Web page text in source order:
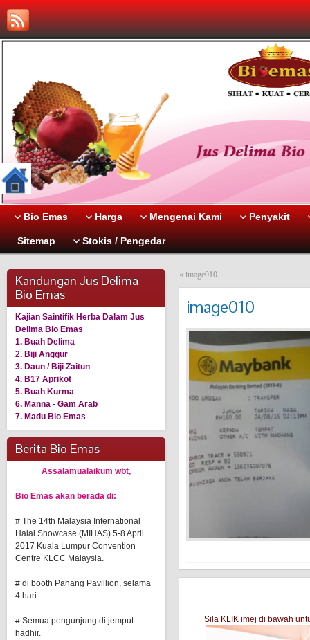
Bio Emas Harga Mengenai Kami Penyakit
Sitemap Stokis / Pengedar
Kandungan Jus Delima
Bio Emas
Kajian Saintifik Herba Dalam Jus
Delima Bio Emas
1. Buah Delima
2. Biji Anggur
3. Daun / Biji Zaitun
4. B17 Aprikot
5. Buah Kurma
6. Manna - Gam Arab
7. Madu Bio Emas
Berita Bio Emas
Assalamualaikum wbt,
Bio Emas akan berada di:
# The 14th Malaysia International
Halal Showcase (MIHAS) 5-8 April
2017 Kuala Lumpur Convention
Centre KLCC Malaysia.
# di booth Pahang Pavillion, selama
4 hari.
# Semua pengunjung di jemput
hadhir.
« image010
image010
Sila KLIK imej di bawah